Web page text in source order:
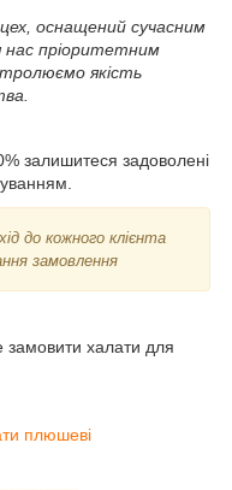
оснащений сучасним
нас пріоритетним
якість
залишитеся задоволені
до кожного клієнта
замовлення
халати для
плюшеві